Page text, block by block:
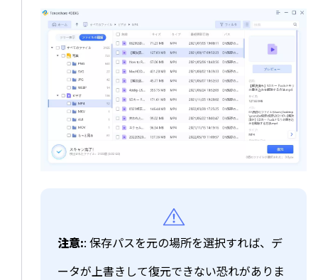
注意:: 保存パスを元の場所を選択すれば、デ
ータが上書きして復元できない恐れがありま